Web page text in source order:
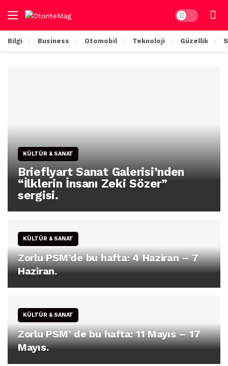
Dark mode
Bilgi Business Otomobil Teknoloji Güzellik
KÜLTÜR & SANAT
Brieflyart Sanat Galerisi’nden
“İlklerin İnsanı Zeki Sözer”
sergisi.
KÜLTÜR & SANAT
Zorlu PSM’de bu hafta: 4 Haziran – 7
Haziran.
KÜLTÜR & SANAT
Zorlu PSM’ de bu hafta: 11 Mayıs – 17
Mayıs.